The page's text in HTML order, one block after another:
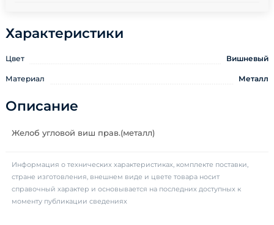
Характеристики
Цвет Вишневый
Материал Металл
Описание
Желоб угловой виш прав.(металл)
Информация о технических характеристиках, комплекте поставки,
стране изготовления, внешнем виде и цвете товара носит
справочный характер и основывается на последних доступных к
моменту публикации сведениях